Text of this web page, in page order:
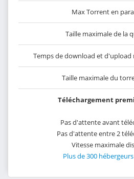
Max Torrent en
Taille maximale de la
Temps de download et d'upload
Taille maximale du
Téléchargement
Pas d'attente avant
Pas d'attente entre 2
Vitesse maximale
Plus de 300